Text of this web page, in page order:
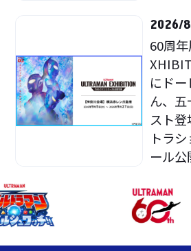
2026/
60周
にド
ん、
スト
トラ
ール公